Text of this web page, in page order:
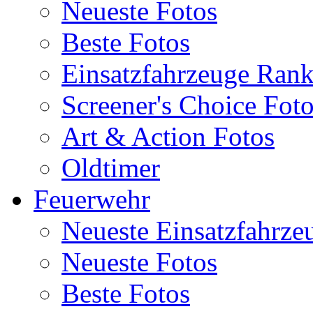
Neueste Fotos
Beste Fotos
Einsatzfahrzeuge
Screener's Choice
Art & Action Fotos
Oldtimer
Feuerwehr
Neueste
Neueste Fotos
Beste Fotos